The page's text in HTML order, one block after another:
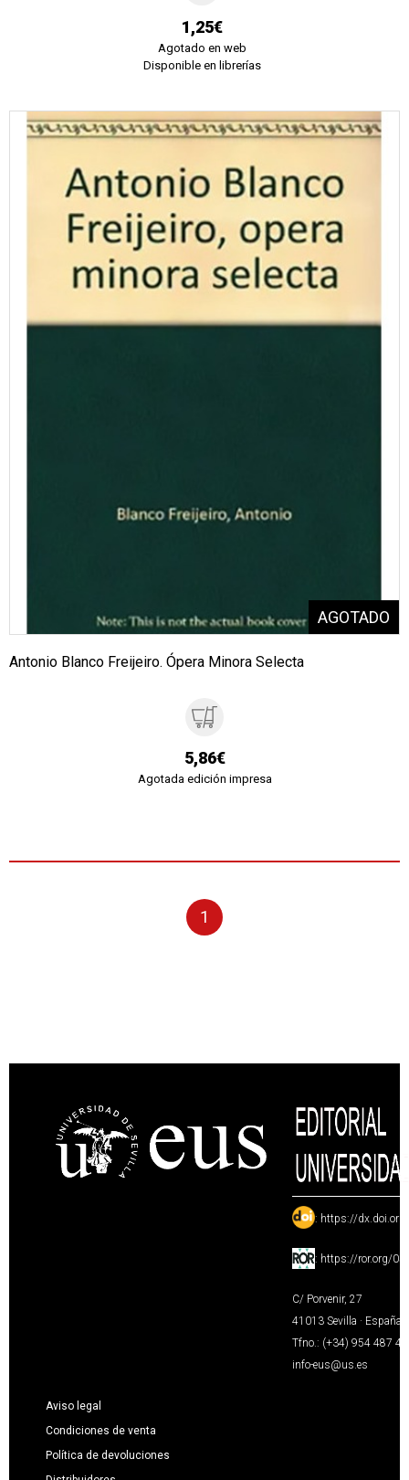
1,25€
Agotado en web
Disponible en librerías
Antonio Blanco Freijeiro. Ópera Minora Selecta
5,86€
Agotada edición impresa
1
: https://
: https://ror.org/
C/ Porvenir, 27
41013 Sevilla · España
Tfno.: (+34) 954 487
info-eus@us.es
Aviso legal
Condiciones de venta
Política de devoluciones